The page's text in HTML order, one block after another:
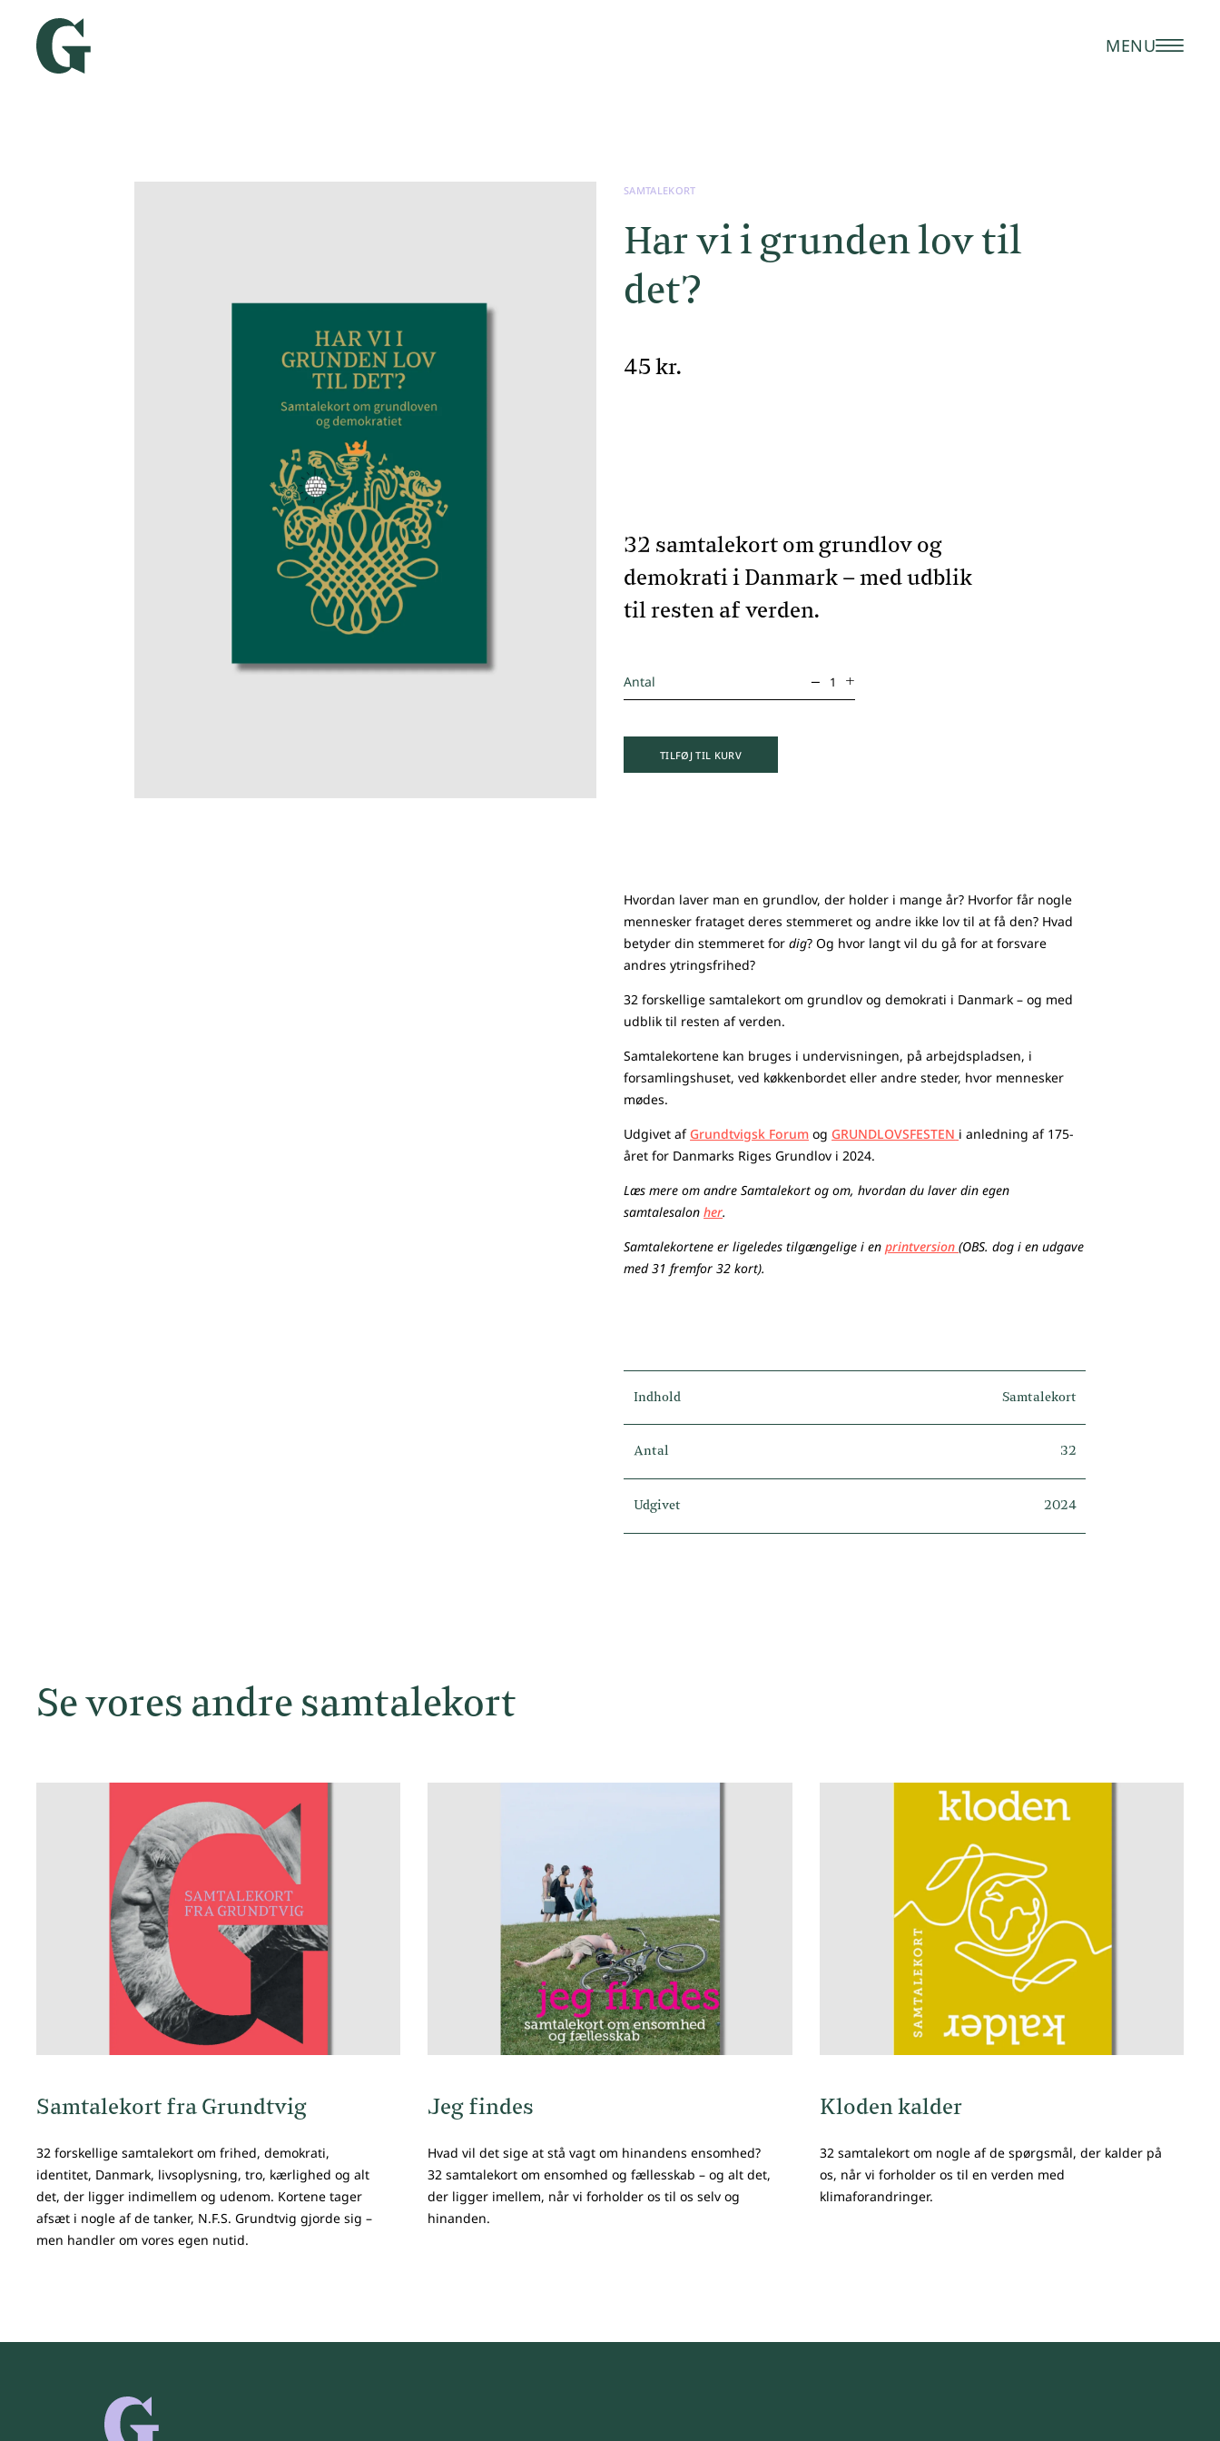
MENU
SAMTALEKORT
Har vi i grunden lov til
det?
45 kr.
32 samtalekort om grundlov og
demokrati i Danmark – med udblik
til resten af verden.
Antal – +
TILFØJ TIL KURV
Hvordan laver man en grundlov, der holder i mange år? Hvorfor får nogle
mennesker frataget deres stemmeret og andre ikke lov til at få den? Hvad
betyder din stemmeret fordig? Og hvor langt vil du gå for at forsvare
andres ytringsfrihed?
32 forskellige samtalekort om grundlov og demokrati i Danmark – og med
udblik til resten af verden.
Samtalekortene kan bruges i undervisningen, på arbejdspladsen, i
forsamlingshuset, ved køkkenbordet eller andre steder, hvor mennesker
mødes.
Udgivet af Grundtvigsk Forum og GRUNDLOVSFESTEN i anledning af 175-
året for Danmarks Riges Grundlov i 2024.
Læs mere om andre Samtalekort og om, hvordan du laver din egen
samtalesalonher.
Samtalekortene er ligeledes tilgængelige i enprintversion(OBS. dog i en udgave
med 31 fremfor 32 kort).
Indhold Samtalekort
Antal 32
Udgivet 2024
Se vores andre samtalekort
Samtalekort fra Grundtvig
32 forskellige samtalekort om frihed, demokrati,
identitet, Danmark, livsoplysning, tro, kærlighed og alt
det, der ligger indimellem og udenom. Kortene tager
afsæt i nogle af de tanker, N.F.S. Grundtvig gjorde sig –
men handler om vores egen nutid.
Jeg findes
Hvad vil det sige at stå vagt om hinandens ensomhed?
32 samtalekort om ensomhed og fællesskab – og alt det,
der ligger imellem, når vi forholder os til os selv og
hinanden.
Kloden kalder
32 samtalekort om nogle af de spørgsmål, der kalder på
os, når vi forholder os til en verden med
klimaforandringer.